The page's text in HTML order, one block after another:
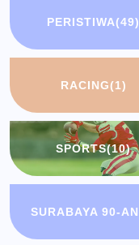
PERISTIWA(49)
RACING(1)
SPORTS(10)
SURABAYA 90-AN